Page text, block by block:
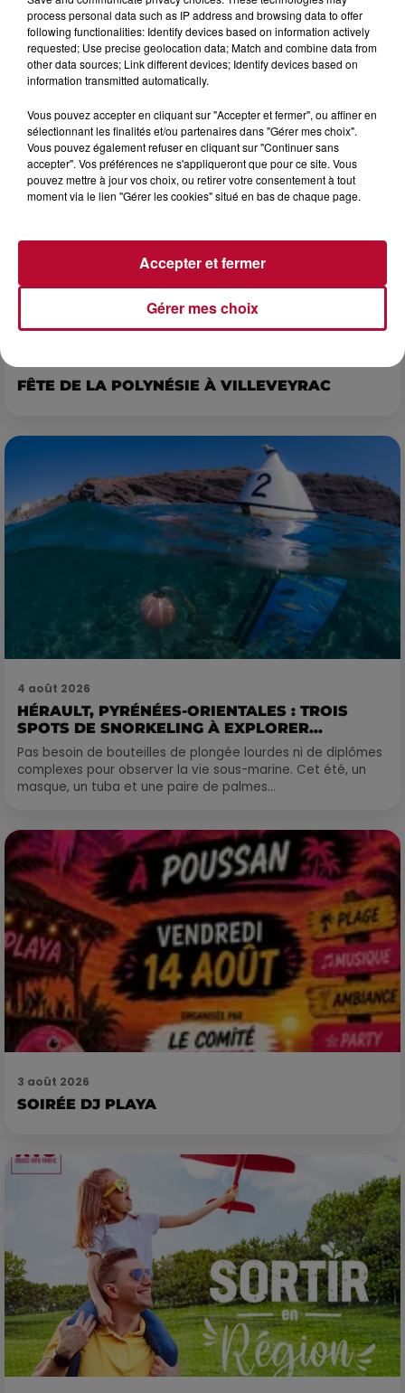
LES ARÈNES CES 3...
Après un franc succès l'été dernier, le spectacle « Le Rêve
du gladiateur » revient illuminer l'amphithéâtre romain les 6,
7 et 8 août. Une fresque nocturne...
FÊTE DE LA POLYNÉSIE À VILLEVEYRAC
4 août 2026
HÉRAULT, PYRÉNÉES-ORIENTALES : TROIS
SPOTS DE SNORKELING À EXPLORER...
Pas besoin de bouteilles de plongée lourdes ni de diplômes
complexes pour observer la vie sous-marine. Cet été, un
masque, un tuba et une paire de palmes...
3 août 2026
SOIRÉE DJ PLAYA
process personal data such as IP address and browsing data to offer
following functionalities: Identify devices based on information actively
requested; Use precise geolocation data; Match and combine data from
other data sources; Link different devices; Identify devices based on
information transmitted automatically.
Vous pouvez accepter en cliquant sur "Accepter et fermer", ou affiner en
sélectionnant les finalités et/ou partenaires dans "Gérer mes choix".
Vous pouvez également refuser en cliquant sur "Continuer sans
accepter". Vos préférences ne s'appliqueront que pour ce site. Vous
pouvez mettre à jour vos choix, ou retirer votre consentement à tout
moment via le lien "Gérer les cookies" situé en bas de chaque page.
Gérer mes choix
Accepter et fermer